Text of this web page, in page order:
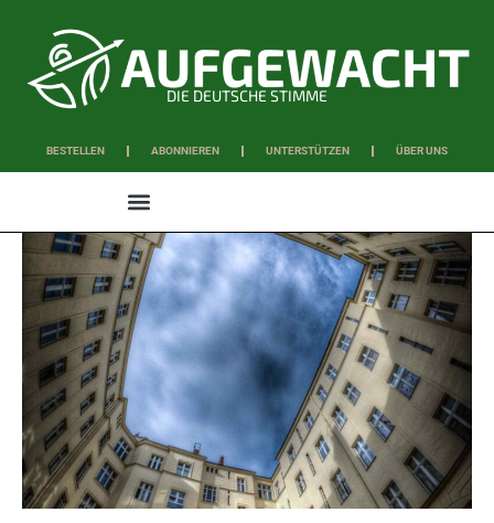
DIE DEUTSCHE STIMME
BESTELLEN ABONNIEREN UNTERSTÜTZEN ÜBER UNS